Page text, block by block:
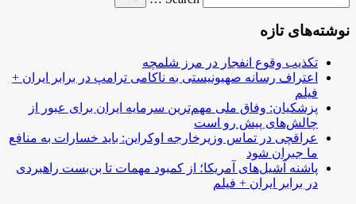
نوشته‌های تازه
تکذیب وقوع انفجار در مرز شلمچه
اعتراف رسانه صهیونیستی به ناکامی ترامپ در برابر ایران +
فیلم
پزشکیان: وفاق ملی مهم‌ترین سرمایه ایران برای عبور از
چالش‌های پیش رو است
عراقچی در تماس وزیرخارجه اوکراین: باید خسارات به منافع
ما جبران شود
پاشنه آشیل‌های آمریکا؛ از کمبود مهمات تا بن‌بست راهبردی
در برابر ایران + فیلم